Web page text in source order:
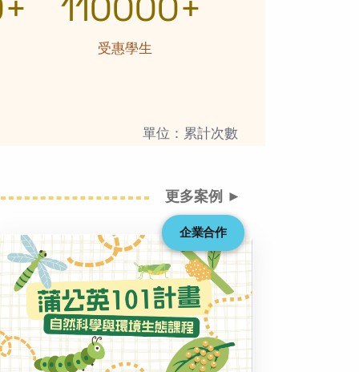
110000+
受惠學生
單位：累計次數
更多案例 ►
企業合作